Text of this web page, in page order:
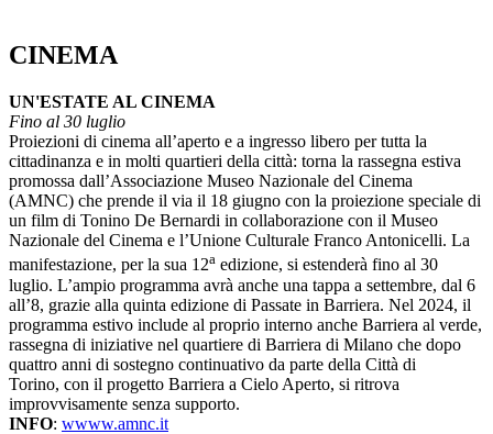
CINEMA
UN'ESTATE AL CINEMA
Fino al 30 luglio
Proiezioni di cinema all’aperto e a ingresso libero per tutta la
cittadinanza e in molti quartieri della città: torna la rassegna estiva
promossa dall’Associazione Museo Nazionale del Cinema
(AMNC) che prende il via il 18 giugno con la proiezione speciale di
un film di Tonino De Bernardi in collaborazione con il Museo
Nazionale del Cinema e l’Unione Culturale Franco Antonicelli. La
manifestazione, per la sua 12a edizione, si estenderà fino al 30
luglio. L’ampio programma avrà anche una tappa a settembre, dal 6
all’8, grazie alla quinta edizione di Passate in Barriera. Nel 2024, il
programma estivo include al proprio interno anche Barriera al verde,
rassegna di iniziative nel quartiere di Barriera di Milano che dopo
quattro anni di sostegno continuativo da parte della Città di
Torino, con il progetto Barriera a Cielo Aperto, si ritrova
improvvisamente senza supporto.
INFO: wwww.amnc.it